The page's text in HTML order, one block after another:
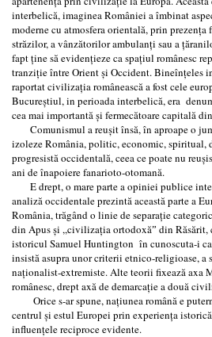
interbelică, imaginea României a îmbinat
moderne cu atmosfera orientală, prin
străzilor, a vânzătorilor ambulanţi sau a
fapt ţine să evidenţieze ca spaţiul românesc
tranziţie între Orient şi Occident. Bineînţeles
raportat civilizaţia românească a fost cele
Bucureştiul, in perioada interbelică, era
cea mai importantă şi fermecătoare capitală
Comunismul a reuşit însă, în aproape o
izoleze România, politic, economic, spiritual,
progresistă occidentală, ceea ce poate nu
ani de înapoiere fanarioto-otomană.
E drept, o mare parte a opiniei publice
analiză occidentale prezintă această parte a
România, trăgând o linie de separaţie
din Apus şi ,,civilizaţia ortodoxăˮ din Răsărit,
istoricul Samuel Huntington în cunoscuta-i
insistă asupra unor criterii etnico-religioase,
naţionalist-extremiste. Alte teorii fixează axa
românesc, drept axă de demarcaţie a două
Orice s-ar spune, naţiunea română e
centrul şi estul Europei prin experienţa
influenţele reciproce evidente.